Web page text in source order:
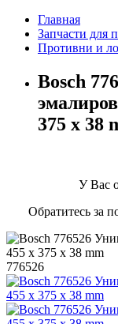
Главная
Запчасти для
Противни и
Bosch
375 x 38
У Вас
Обратитесь за
776526